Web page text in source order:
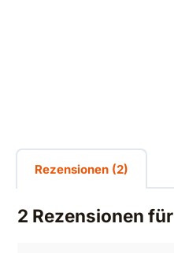
Rezensionen (2)
2 Rezensionen für